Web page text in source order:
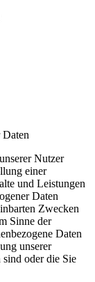
Daten
Nutzer
einer
und Leistungen
Daten
Zwecken
Sinne der
Daten
unserer
oder die Sie